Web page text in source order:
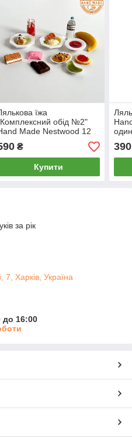
їжа
обід №2"
Made Nestwood 12
₴
Купити
390
за рік
7, Харків, Україна
до 16:00